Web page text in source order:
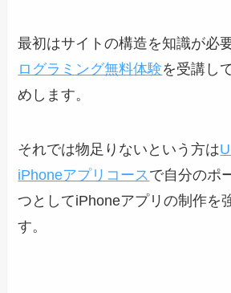
最初はサイトの構造を知識が必
ログラミング無料体験を受講し
めします。
それでは物足りないという方は
iPhoneアプリコース で自分のポ
つとしてiPhoneアプリの制作を
す。